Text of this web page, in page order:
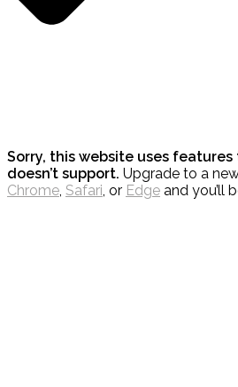
Sorry, this website uses
doesn’t support. Upgrade to a
Chrome, Safari, or Edge and you’ll